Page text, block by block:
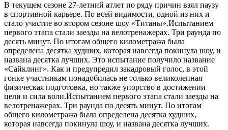
В текущем сезоне 27-летний атлет по ряду причин взял паузу
в спортивной карьере. По всей видимости, одной из них и
стало участие во втором сезоне шоу «Титаны».Испытанием
первого этапа стали заезды на велотренажерах. Три раунда по
десять минут. По итогам общего километража была
определена десятка худших, которая навсегда покинула шоу, и
названа десятка лучших. Это испытание получило название
«Сайклинг». Как и предупредил закадровый голос, в этой
гонке участникам понадобилась не только великолепная
физическая подготовка, но также упорство в достижении
цели и сила воли.Испытанием первого этапа стали заезды на
велотренажерах. Три раунда по десять минут. По итогам
общего километража была определена десятка худших,
которая навсегда покинула шоу, и названа десятка лучших.